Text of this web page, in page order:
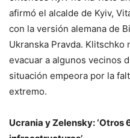
afirmó el alcalde de Kyiv,
con la versión alemana de
Ukranska Pravda. Klitschko
evacuar a algunos vecinos
situación empeora por la
extremo.
Ucrania y Zelensky: